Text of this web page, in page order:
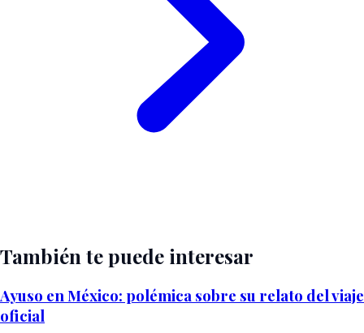
También te puede interesar
Ayuso en México: polémica sobre su relato del viaje
oficial